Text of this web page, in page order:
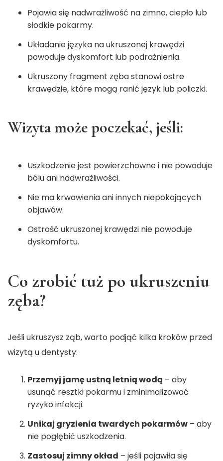
Pojawia się nadwrażliwość na zimno, ciepło lub
słodkie pokarmy.
Układanie języka na ukruszonej krawędzi
powoduje dyskomfort lub podrażnienia.
Ukruszony fragment zęba stanowi ostre
krawędzie, które mogą ranić język lub policzki.
Wizyta może poczekać, jeśli:
Uszkodzenie jest powierzchowne i nie powoduje
bólu ani nadwrażliwości.
Nie ma krwawienia ani innych niepokojących
objawów.
Ostrość ukruszonej krawędzi nie powoduje
dyskomfortu.
Co zrobić tuż po ukruszeniu
zęba?
Jeśli ukruszysz ząb, warto podjąć kilka kroków przed
wizytą u dentysty:
Przemyj jamę ustną letnią wodą – aby
usunąć resztki pokarmu i zminimalizować
ryzyko infekcji.
Unikaj gryzienia twardych pokarmów – aby
nie pogłębić uszkodzenia.
Zastosuj zimny okład – jeśli pojawiła się